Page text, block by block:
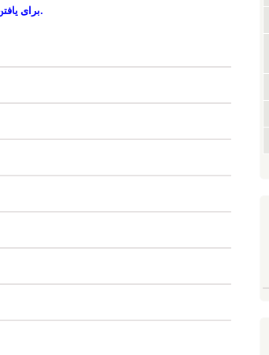
برای یافتن نویسنده، بر روی حرف اول نام خانوادگی کلیک کنید.